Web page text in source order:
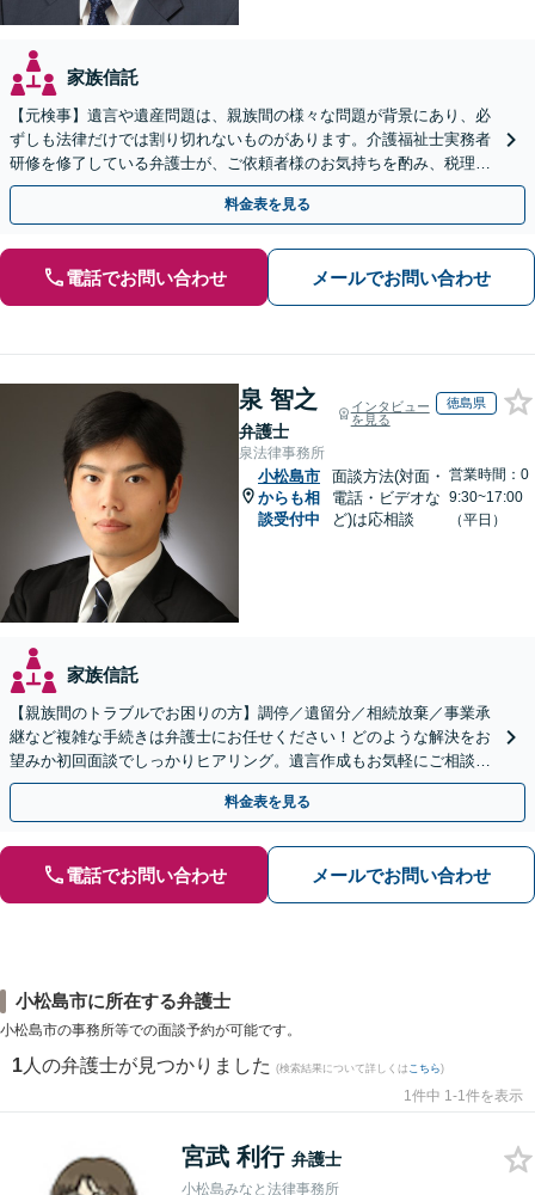
家族信託
【元検事】遺言や遺産問題は、親族間の様々な問題が背景にあり、必
ずしも法律だけでは割り切れないものがあります。介護福祉士実務者
研修を修了している弁護士が、ご依頼者様のお気持ちを酌み、税理士
など他士業とも密接に連携しながら丁寧に対応いたします。
料金表を見る
電話でお問い合わせ メールでお問い合わせ
泉 智之
弁護士
インタビュー
を見る
徳島県
泉法律事務所
小松島市
からも相
談受付中
面談方法(対面・
電話・ビデオな
ど)は応相談
営業時間：0
9:30~17:00
（平日）
家族信託
【親族間のトラブルでお困りの方】調停／遺留分／相続放棄／事業承
継など複雑な手続きは弁護士にお任せください！どのような解決をお
望みか初回面談でしっかりヒアリング。遺言作成もお気軽にご相談く
ださい。
料金表を見る
電話でお問い合わせ メールでお問い合わせ
小松島市に所在する弁護士
小松島市の事務所等での面談予約が可能です。
1 人の弁護士が見つかりました (検索結果について詳しくは こちら)
1件中 1-1件を表示
宮武 利行 弁護士
小松島みなと法律事務所